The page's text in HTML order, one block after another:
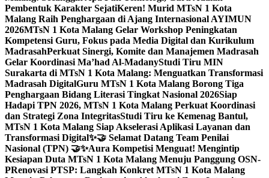
Pembentuk Karakter SejatiKeren! Murid MTsN 1 Kota
Malang Raih Penghargaan di Ajang Internasional AYIMUN
2026MTsN 1 Kota Malang Gelar Workshop Peningkatan
Kompetensi Guru, Fokus pada Media Digital dan Kurikulum
MadrasahPerkuat Sinergi, Komite dan Manajemen Madrasah
Gelar Koordinasi Ma’had Al-MadanyStudi Tiru MIN
Surakarta di MTsN 1 Kota Malang: Menguatkan Transformasi
Madrasah DigitalGuru MTsN 1 Kota Malang Borong Tiga
Penghargaan Bidang Literasi Tingkat Nasional 2026Siap
Hadapi TPN 2026, MTsN 1 Kota Malang Perkuat Koordinasi
dan Strategi Zona IntegritasStudi Tiru ke Kemenag Bantul,
MTsN 1 Kota Malang Siap Akselerasi Aplikasi Layanan dan
Transformasi Digital✨🤝 Selamat Datang Team Penilai
Nasional (TPN) 🤝✨Aura Kompetisi Menguat! Mengintip
Kesiapan Duta MTsN 1 Kota Malang Menuju Panggung OSN-
PRenovasi PTSP: Langkah Konkret MTsN 1 Kota Malang